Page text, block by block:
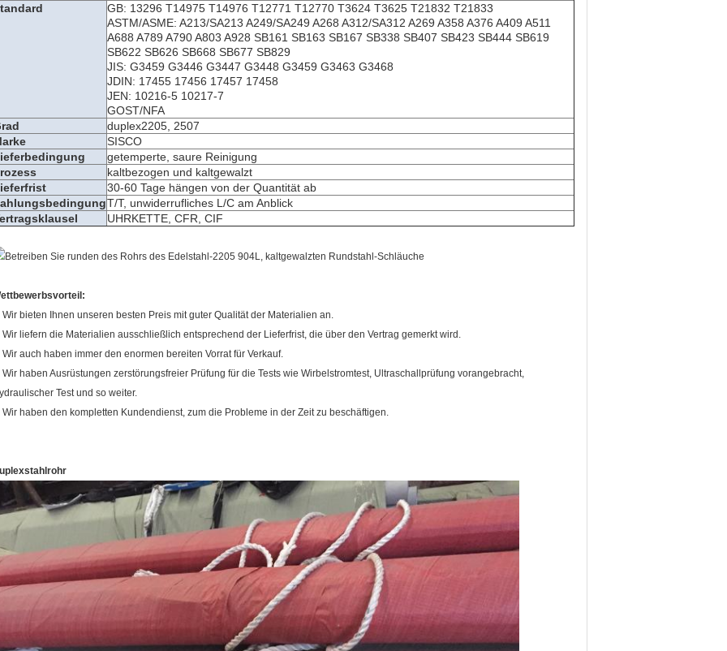
GB: 13296 T14975 T14976 T12771 T12770 T3624 T3625 T21832 T21833
ASTM/ASME: A213/SA213 A249/SA249 A268 A312/SA312 A269 A358 A376 A409 A511
A688 A789 A790 A803 A928 SB161 SB163 SB167 SB338 SB407 SB423 SB444 SB619
SB622 SB626 SB668 SB677 SB829
JIS: G3459 G3446 G3447 G3448 G3459 G3463 G3468
JDIN: 17455 17456 17457 17458
JEN: 10216-5 10217-7
GOST/NFA
duplex2205, 2507
SISCO
getemperte, saure Reinigung
kaltbezogen und kaltgewalzt
30-60 Tage hängen von der Quantität ab
T/T, unwiderrufliches L/C am Anblick
UHRKETTE, CFR, CIF
Wir bieten Ihnen unseren besten Preis mit guter Qualität der Materialien an.
Wir liefern die Materialien ausschließlich entsprechend der Lieferfrist, die über den Vertrag gemerkt wird.
Wir auch haben immer den enormen bereiten Vorrat für Verkauf.
Wir haben Ausrüstungen zerstörungsfreier Prüfung für die Tests wie Wirbelstromtest, Ultraschallprüfung vorangebracht,
Test und so weiter.
Wir haben den kompletten Kundendienst, zum die Probleme in der Zeit zu beschäftigen.